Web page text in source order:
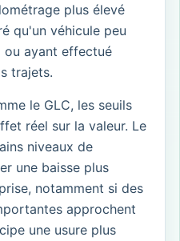
plus élevé
qu'un véhicule peu
ou ayant effectué
trajets.
le GLC, les seuils
réel sur la valeur. Le
niveaux de
une baisse plus
notamment si des
approchent
une usure plus